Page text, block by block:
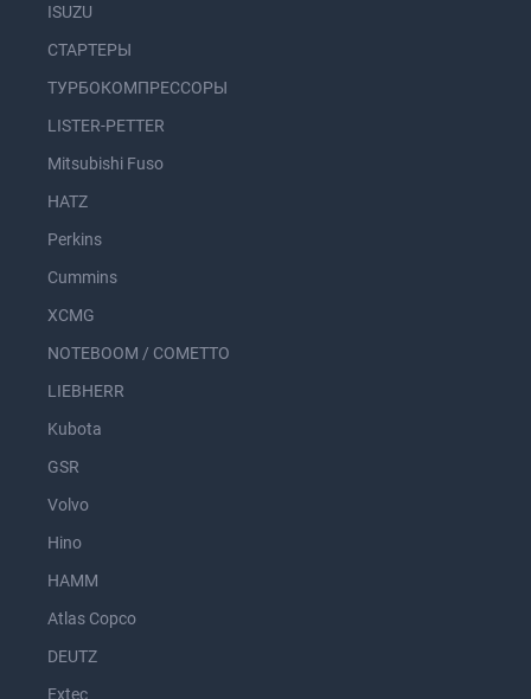
ISUZU
СТАРТЕРЫ
ТУРБОКОМПРЕССОРЫ
LISTER-PETTER
Mitsubishi Fuso
HATZ
Perkins
Cummins
XCMG
NOTEBOOM / COMETTO
LIEBHERR
Kubota
GSR
Volvo
Hino
HAMM
Atlas Copco
DEUTZ
Extec